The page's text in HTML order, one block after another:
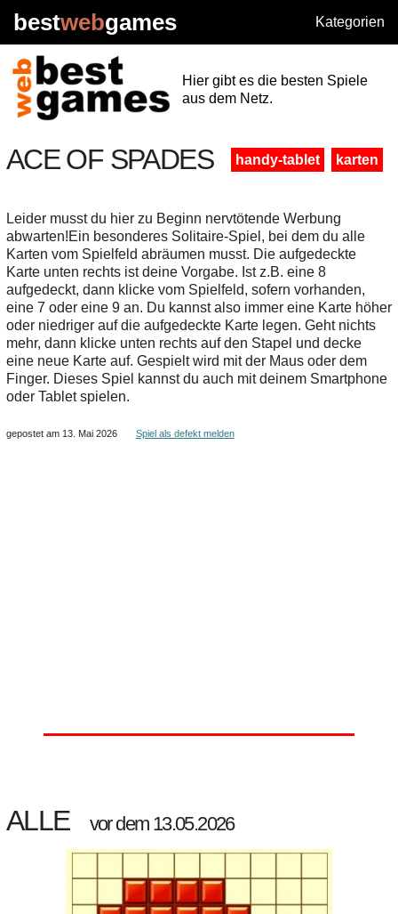
bestwebgames Kategorien
Hier gibt es die besten Spiele
aus dem Netz.
ACE OF SPADES handy-tablet karten
Leider musst du hier zu Beginn nervtötende Werbung
abwarten!Ein besonderes Solitaire-Spiel, bei dem du alle
Karten vom Spielfeld abräumen musst. Die aufgedeckte
Karte unten rechts ist deine Vorgabe. Ist z.B. eine 8
aufgedeckt, dann klicke vom Spielfeld, sofern vorhanden,
eine 7 oder eine 9 an. Du kannst also immer eine Karte höher
oder niedriger auf die aufgedeckte Karte legen. Geht nichts
mehr, dann klicke unten rechts auf den Stapel und decke
eine neue Karte auf. Gespielt wird mit der Maus oder dem
Finger. Dieses Spiel kannst du auch mit deinem Smartphone
oder Tablet spielen.
gepostet am 13. Mai 2026 Spiel als defekt melden
ALLE vor dem 13.05.2026